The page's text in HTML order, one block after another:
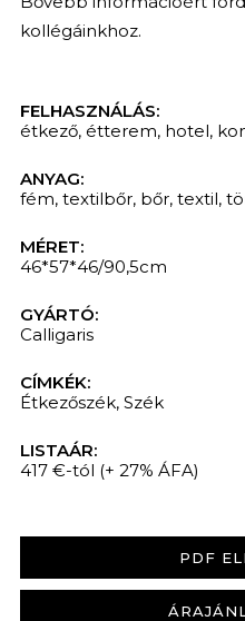
kollégáinkhoz.
FELHASZNÁLÁS:
étkező, étterem, hotel,
ANYAG:
fém, textilbőr, bőr, textil,
MÉRET:
46*57*46/90,5cm
GYÁRTÓ:
Calligaris
CÍMKÉK:
Étkezőszék, Szék
LISTAÁR:
417 €-tól (+ 27% ÁFA)
PDF